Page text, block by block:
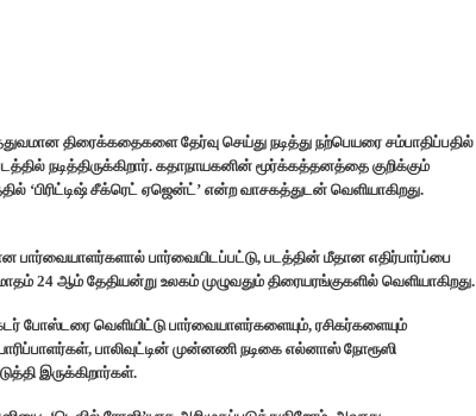
திரைக்கதைகளை தேர்வு செய்து நடித்து நற்பெயரை சம்பாதிப்பதில்
நடித்திருக்கிறார். கதாநாயகனின் மூர்க்கத்தனத்தை குறிக்கும்
‘பிரிட்டிஷ் சீக்ரெட் ஏஜென்ட்’ என்ற வாசகத்துடன் வெளியாகிறது.
பார்வையிடப்பட்டு, படத்தின் மீதான எதிர்பார்ப்பை
24 ஆம் தேதியன்று உலகம் முழுவதும் திரையரங்குகளில் வெளியாகிறது.
போஸ்டரை வெளியிட்டு பார்வையாளர்களையும், ரசிகர்களையும்
பாலிவுட்டின் முன்னணி நடிகை எல்னாஸ் நோரூஸி
இருக்கிறார்கள்.